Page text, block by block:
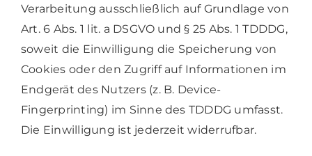
Verarbeitung ausschließlich auf Grundlage von
Art. 6 Abs. 1 lit. a DSGVO und § 25 Abs. 1 TDDDG,
soweit die Einwilligung die Speicherung von
Cookies oder den Zugriff auf Informationen im
Endgerät des Nutzers (z. B. Device-
Fingerprinting) im Sinne des TDDDG umfasst.
Die Einwilligung ist jederzeit widerrufbar.